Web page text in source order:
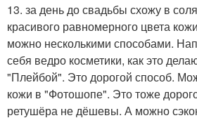
13. за день до свадьбы схожу в
красивого равномерного цвета
можно несколькими способами.
себя ведро косметики, как это
"Плейбой". Это дорогой способ.
кожи в "Фотошопе". Это тоже
ретушёра не дёшевы. А можно